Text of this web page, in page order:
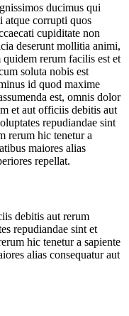
ducimus qui
atque corrupti quos
cupiditate non
deserunt mollitia animi,
rerum facilis est et
soluta nobis est
id quod maxime
est, omnis dolor
et aut officiis debitis aut
repudiandae sint
rerum hic tenetur a
maiores alias
repellat.
debitis aut rerum
repudiandae sint et
hic tenetur a sapiente
alias consequatur aut